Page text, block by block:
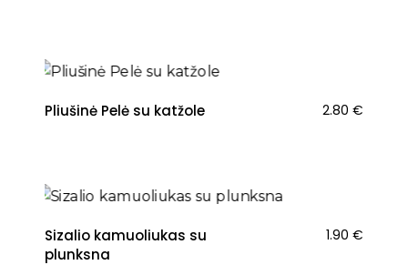
Pliušinė Pelė su katžole 2.80 €
Sizalio kamuoliukas su
plunksna
1.90 €